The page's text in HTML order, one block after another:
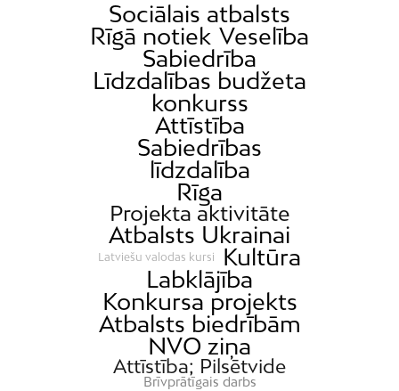
Sociālais atbalsts
Rīgā notiek Veselība
Sabiedrība
Līdzdalības budžeta
konkurss
Attīstība
Sabiedrības
līdzdalība
Rīga
Projekta aktivitāte
Atbalsts Ukrainai
Latviešu valodas kursi
Kultūra
Labklājība
Konkursa projekts
Atbalsts biedrībām
NVO ziņa
Attīstība; Pilsētvide
Brīvprātīgais darbs